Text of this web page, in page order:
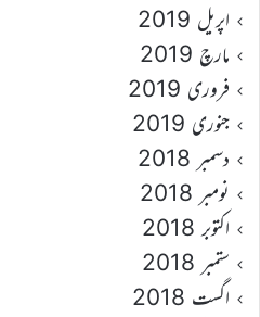
اپریل 2019
مارچ 2019
فروری 2019
جنوری 2019
دسمبر 2018
نومبر 2018
اکتوبر 2018
ستمبر 2018
اگست 2018